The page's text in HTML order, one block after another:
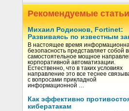
Рекомендуемые статьи
Михаил Родионов, Fortinet:
Развиваясь по известным
В настоящее время
безопасность представляет собой
самостоятельное мощное
корпоративной автоматизации.
Естественно, что в таких условиях
направление это все теснее
с вопросами прикладной
информационной …
Как эффективно
кибератакам